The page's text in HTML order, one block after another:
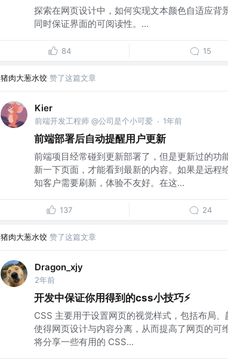
探索在网页设计中，如何实现文本颜色自适应背
同时保证界面的可阅读性。...
84 15
猪肉大葱水饺 赞了这篇文章
Kier
前端开发工程师 @公司是个小可爱 · 1年前
前端部署后自动提醒用户更新
前端项目经常碰到更新部署了，但是更新过的功
新一下页面，才能看到最新的内容。如果是远程
知客户需要刷新，体验不友好。在这...
137 24
猪肉大葱水饺 赞了这篇文章
Dragon_xjy
2年前
开发中保证你用得到的css小技巧⚡
CSS 主要用于设置网页的视觉样式，包括布局
使得网页设计与内容分离，从而提高了网页的可
将分享一些有用的 CSS...